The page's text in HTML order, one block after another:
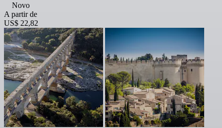
Novo
A partir de
US$ 22,82